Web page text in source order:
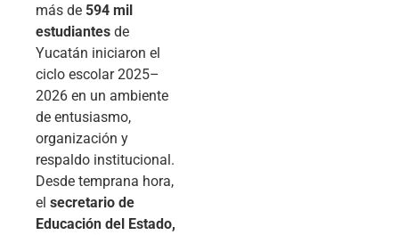
más de 594 mil
estudiantes de
Yucatán iniciaron el
ciclo escolar 2025–
2026 en un ambiente
de entusiasmo,
organización y
respaldo institucional.
Desde temprana hora,
el secretario de
Educación del Estado,